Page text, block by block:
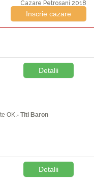
Cazare Petrosani 2018
Inscrie cazare
Detalii
OK.- Titi Baron
Detalii